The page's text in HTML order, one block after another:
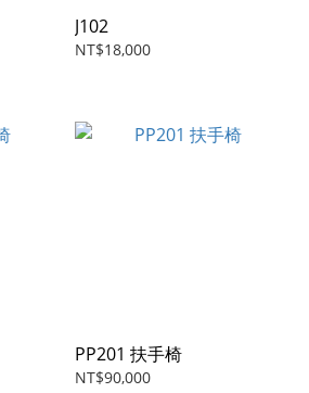
J102
NT$18,000
PP201 扶手椅
NT$90,000